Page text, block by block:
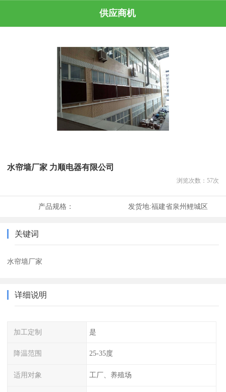
供应商机
水帘墙厂家 力顺电器有限公司
浏览次数： 57次
产品规格： 发货地:福建省泉州鲤城区
关键词
水帘墙厂家
详细说明
加工定制 是
降温范围 25-35度
适用对象 工厂、养殖场